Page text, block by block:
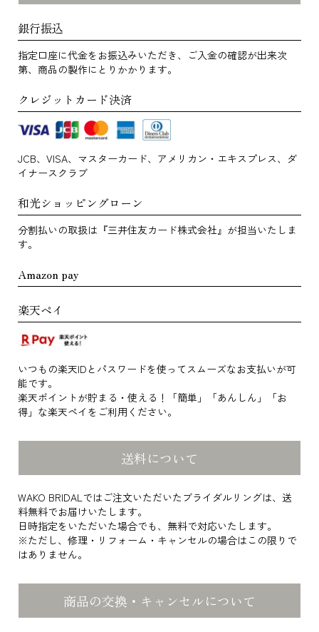
銀行振込
指定口座に代金をお振込みいただき、ご入金の確認が出来次
第、商品の製作にとりかかります。
クレジットカード決済
JCB、VISA、マスターカード、アメリカン・エキスプレス、ダ
イナースクラブ
和光ショッピングローン
分割払いの取扱は『三井住友カード株式会社』が担当いたしま
す。
Amazon pay
楽天ペイ
いつもの楽天IDとパスワードを使ってスムーズなお支払いが可
能です。
楽天ポイントが貯まる・使える！「簡単」「あんしん」「お
得」な楽天ペイをご利用ください。
送料について
WAKO BRIDALではご注文いただいたブライダルリングは、送
料無料でお届けいたします。
日時指定をいただいた場合でも、無料で対応いたします。
※ただし、修理・リフォーム・キャンセルの場合はこの限りで
はありません。
商品の交換・キャンセルについて